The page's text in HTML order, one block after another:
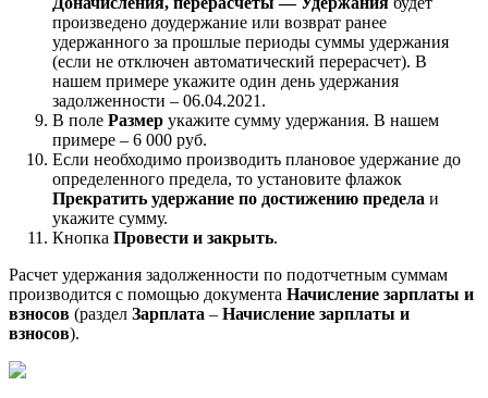
произведено доудержание или возврат ранее
удержанного за прошлые периоды суммы удержания
(если не отключен автоматический перерасчет). В
нашем примере укажите один день удержания
задолженности – 06.04.2021.
В поле Размер укажите сумму удержания. В нашем
примере – 6 000 руб.
Если необходимо производить плановое удержание до
определенного предела, то установите флажок
Прекратить удержание по достижению предела и
укажите сумму.
Кнопка Провести и закрыть.
Расчет удержания задолженности по подотчетным суммам
производится с помощью документа Начисление зарплаты и
взносов (раздел Зарплата – Начисление зарплаты и
взносов).